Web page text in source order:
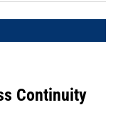
Continuity